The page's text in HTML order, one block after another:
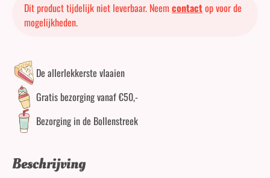
Dit product tijdelijk niet leverbaar. Neem contactop voor de
mogelijkheden.
De allerlekkerste vlaaien
Gratis bezorging vanaf €50,-
Bezorging in de Bollenstreek
Beschrijving